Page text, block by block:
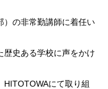
）の非常勤講師に着任い
歴史ある学校に声をかけ
HITOTOWAにて取り組